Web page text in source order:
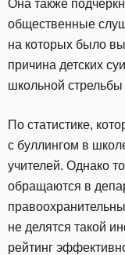
Она также
общественные
на которых было
причина детских
школьной
По статистике,
с буллингом в
учителей. Однако
обращаются в
не делятся такой
рейтинг